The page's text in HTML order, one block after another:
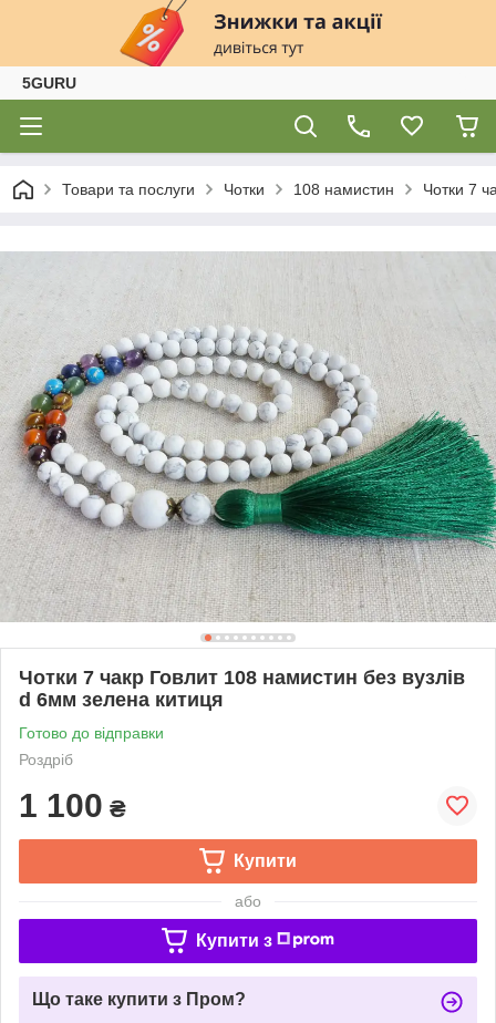
5GURU
Товари та послуги Чотки 108 намистин Чотки 7
Чотки 7 чакр Говлит 108 намистин без вузлів
d 6мм зелена китиця
Готово до відправки
Роздріб
1 100 ₴
Купити
або
Купити з
Що таке купити з Пром?